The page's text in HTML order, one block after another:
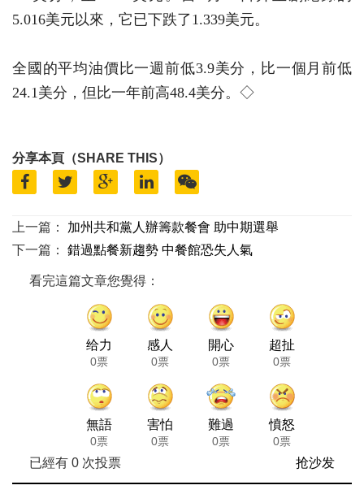
5.016美元以來，它已下跌了1.339美元。
全國的平均油價比一週前低3.9美分，比一個月前低
24.1美分，但比一年前高48.4美分。◇
分享本頁（SHARE THIS）
上一篇：
加州共和黨人辦籌款餐會 助中期選舉
下一篇：
錯過點餐新趨勢 中餐館恐失人氣
看完這篇文章您覺得：
给力
0票
感人
0票
開心
0票
超扯
0票
無語
0票
害怕
0票
難過
0票
憤怒
0票
已經有 0次投票 抢沙发